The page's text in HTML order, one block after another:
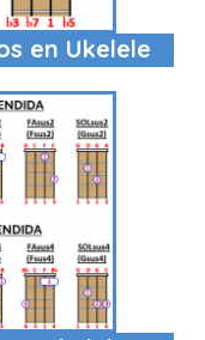
en Ukelele